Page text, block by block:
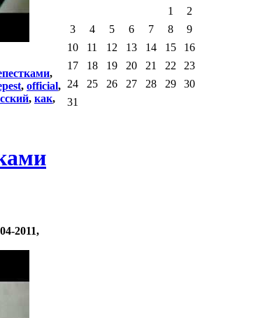
,
, official,
, как,
2011,
1
2
3
4 5 6 7 8
9
10
11 12 13 14 15
16
17
18 19 20 21 22
23
24
25 26 27 28 29
30
31